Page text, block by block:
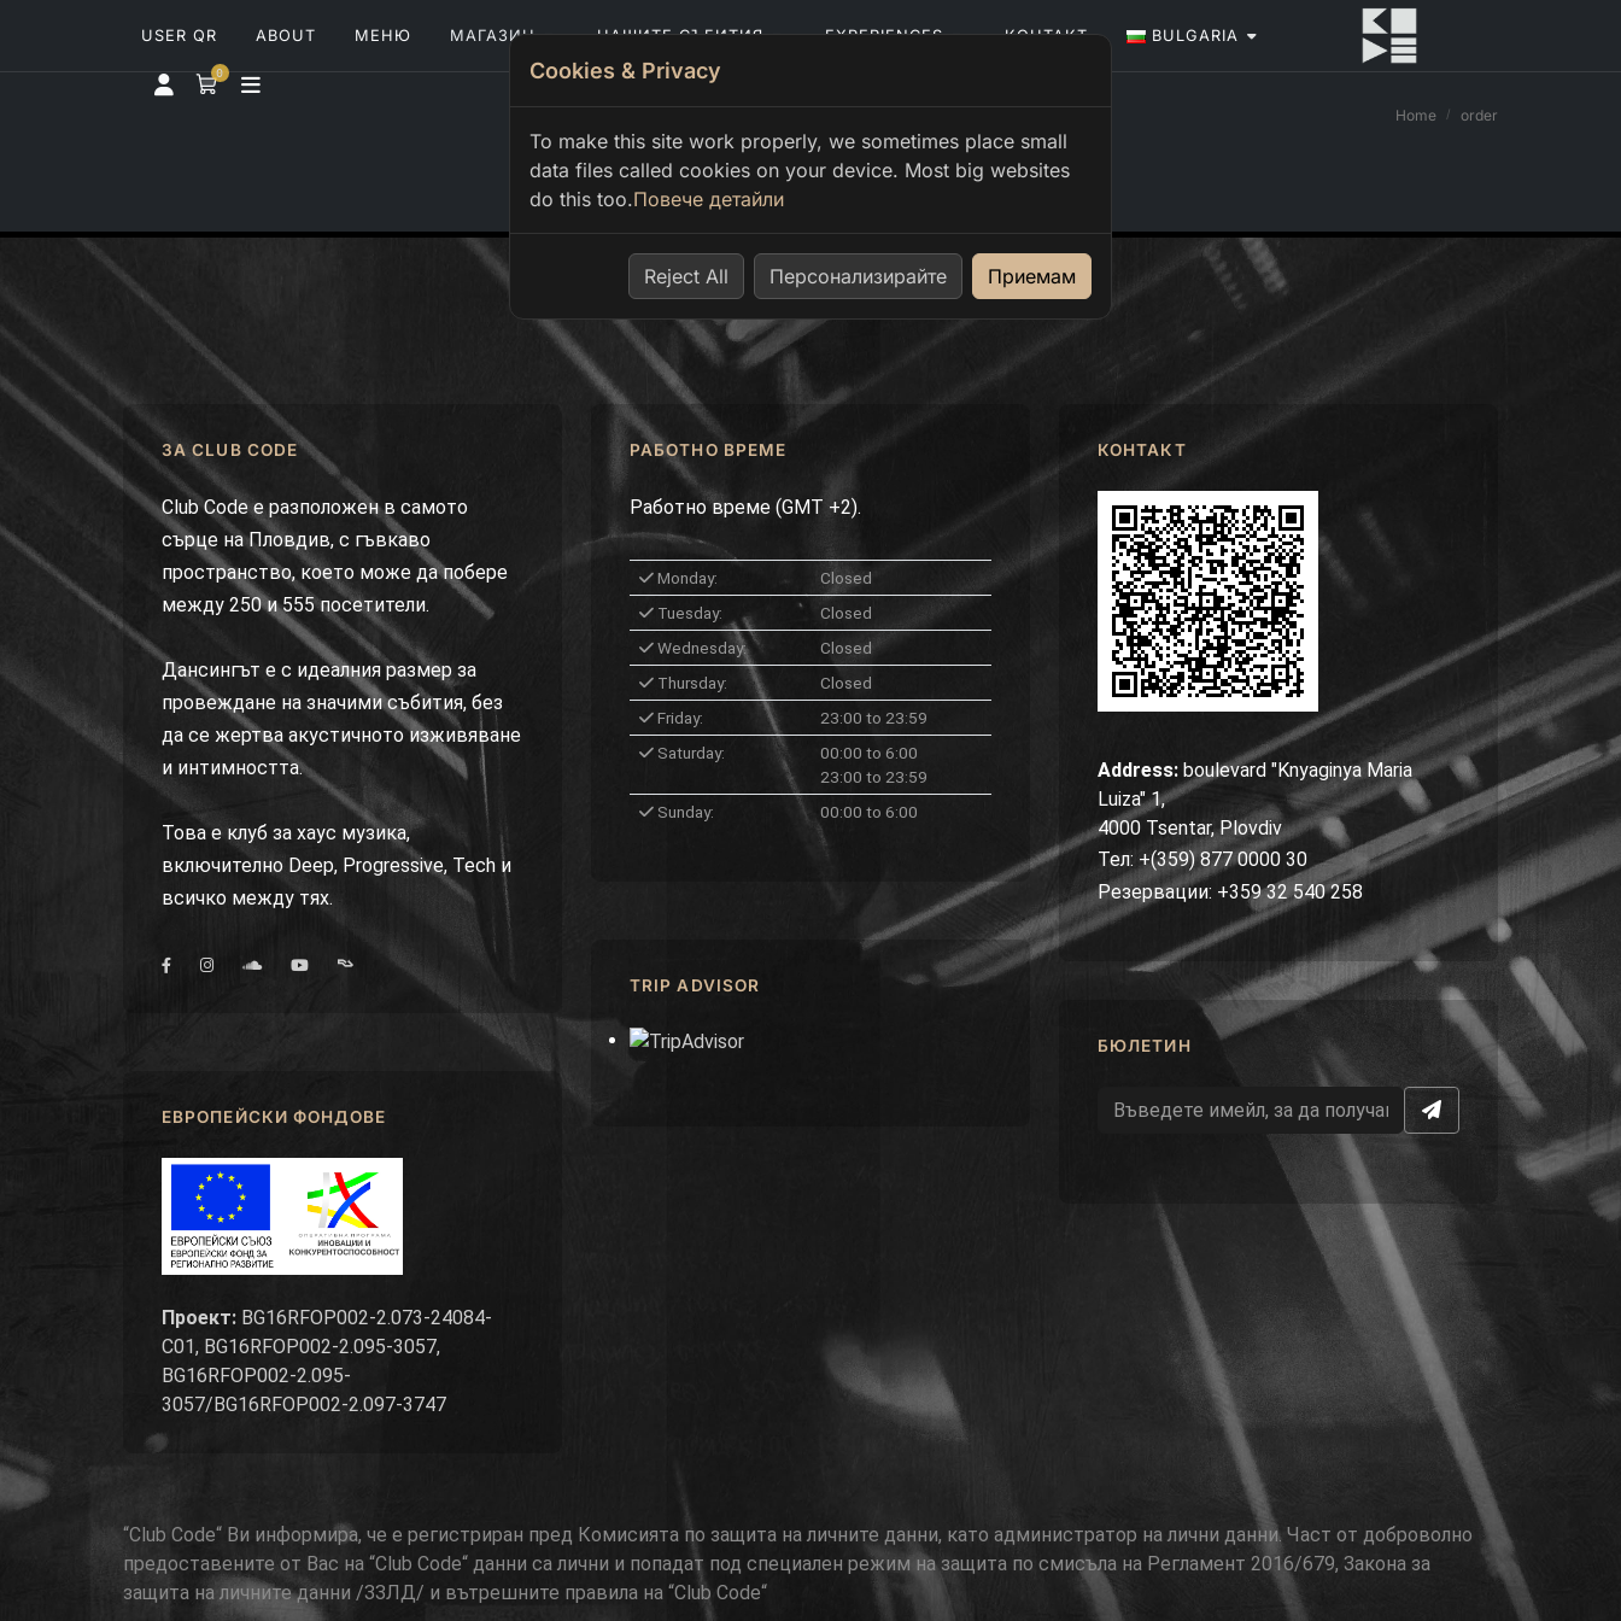
0
USER QR ABOUT МЕНЮ МАГАЗИН НАШИТЕ СЪБИТИЯ EXPERIENCES КОНТАКТ BULGARIA
Home order
ЗА CLUB CODE
Club Code е разположен в самото
сърце на Пловдив, с гъвкаво
пространство, което може да побере
между 250 и 555 посетители.
Дансингът е с идеалния размер за
провеждане на значими събития, без
да се жертва акустичното изживяване
и интимността.
Това е клуб за хаус музика,
включително Deep, Progressive, Tech и
всичко между тях.
ЕВРОПЕЙСКИ ФОНДОВЕ
Проект: BG16RFOP002-2.073-24084-
C01, BG16RFOP002-2.095-3057,
BG16RFOP002-2.095-
3057/BG16RFOP002-2.097-3747
РАБОТНО ВРЕМЕ
Работно време (GMT +2).
Monday:
Closed
Tuesday:
Closed
Wednesday:
Closed
Thursday:
Closed
Friday:
23:00 to 23:59
Saturday:
00:00 to 6:00
23:00 to 23:59
Sunday:
00:00 to 6:00
TRIP ADVISOR
КОНТАКТ
Address: boulevard "Knyaginya Maria
Luiza" 1,
4000 Tsentar, Plovdiv
Тел: +(359) 877 0000 30
Резервации: +359 32 540 258
БЮЛЕТИН
“Club Code“ Ви информира, че е регистриран пред Комисията по защита на личните данни, като администратор на лични данни. Част от доброволно
предоставените от Вас на “Club Code“ данни са лични и попадат под специален режим на защита по смисъла на Регламент 2016/679, Закона за
защита на личните данни /ЗЗЛД/ и вътрешните правила на “Club Code“
Cookies & Privacy
To make this site work properly, we sometimes place small
data files called cookies on your device. Most big websites
do this too.Повече детайли
Reject All Персонализирайте Приемам